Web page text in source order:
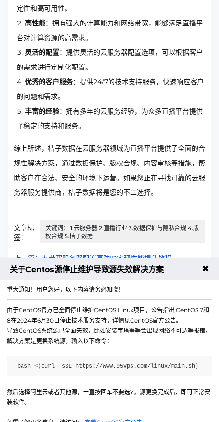
定性和高可用性。
高性能：拥有强大的计算能力和网络带宽，能够满足直播平
台对计算资源的高需求。
灵活的配置：提供灵活的云服务器配置选项，可以根据客户
的需求进行定制化配置。
优秀的客户服务：提供24/7的技术支持服务，快速响应客户
的问题和需求。
丰富的经验：拥有多年的云服务经验，为众多直播平台提供
了稳定的支持和服务。
综上所述，桔子数据在云服务器领域为直播平台提供了全面的合
规性解决方案，通过数据保护、版权合规、内容审核等措施，帮
助客户在合法、安全的环境下运营。如果您正在寻找可靠的云服
务器服务提供商，桔子数据将是您的不二选择。
文章标
签：
关键词： 1.云服务器 2.直播行业 3.数据保护与隐私合规 4.版
权合规 5.桔子数据
上一篇：大带宽服务器配置高防IP实现性能提升教程
微信公众号
关于Centos源停止维护导致源失效解决方案 ✖
重大通知！用户您好，以下内容请务必知晓！
由于CentOS官方已全面停止维护CentOS Linux项目，公告指出 CentOS 7和
8在2024年6月30日停止技术服务支持，详情见CentOS官方公告。
导致CentOS系统源已全面失效，比如安装宝塔等等会出现网络不可达等报错，
解决方案是更换系统源。输入以下命令：
bash <(curl -sSL https://www.95vps.com/linux/main.sh)
然后选择阿里云或者其他源，一直按回车不要选Y。源更换完成后，即可正常安
装软件。